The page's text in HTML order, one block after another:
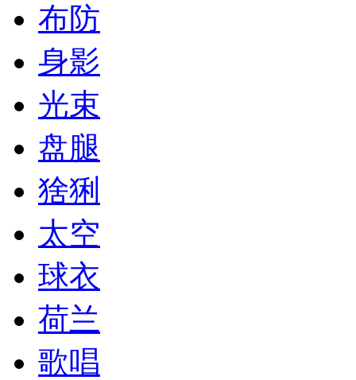
布防
身影
光束
盘腿
猞猁
太空
球衣
荷兰
歌唱